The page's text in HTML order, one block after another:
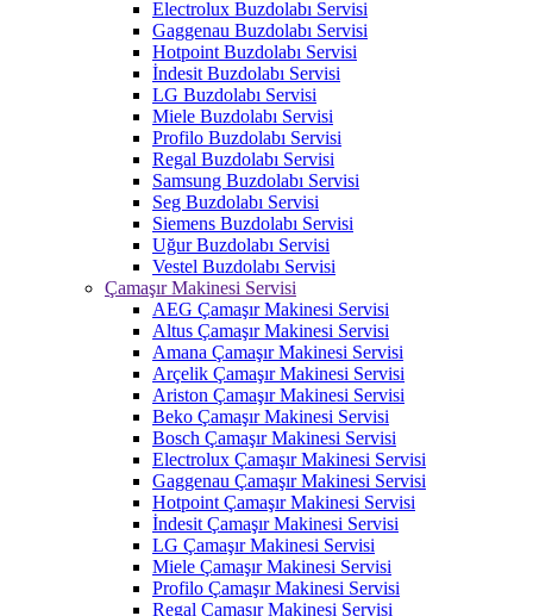
Electrolux Buzdolabı Servisi
Gaggenau Buzdolabı Servisi
Hotpoint Buzdolabı Servisi
İndesit Buzdolabı Servisi
LG Buzdolabı Servisi
Miele Buzdolabı Servisi
Profilo Buzdolabı Servisi
Regal Buzdolabı Servisi
Samsung Buzdolabı Servisi
Seg Buzdolabı Servisi
Siemens Buzdolabı Servisi
Uğur Buzdolabı Servisi
Vestel Buzdolabı Servisi
Çamaşır Makinesi Servisi
AEG Çamaşır Makinesi Servisi
Altus Çamaşır Makinesi Servisi
Amana Çamaşır Makinesi Servisi
Arçelik Çamaşır Makinesi Servisi
Ariston Çamaşır Makinesi Servisi
Beko Çamaşır Makinesi Servisi
Bosch Çamaşır Makinesi Servisi
Electrolux Çamaşır Makinesi Servisi
Gaggenau Çamaşır Makinesi Servisi
Hotpoint Çamaşır Makinesi Servisi
İndesit Çamaşır Makinesi Servisi
LG Çamaşır Makinesi Servisi
Miele Çamaşır Makinesi Servisi
Profilo Çamaşır Makinesi Servisi
Regal Çamaşır Makinesi Servisi